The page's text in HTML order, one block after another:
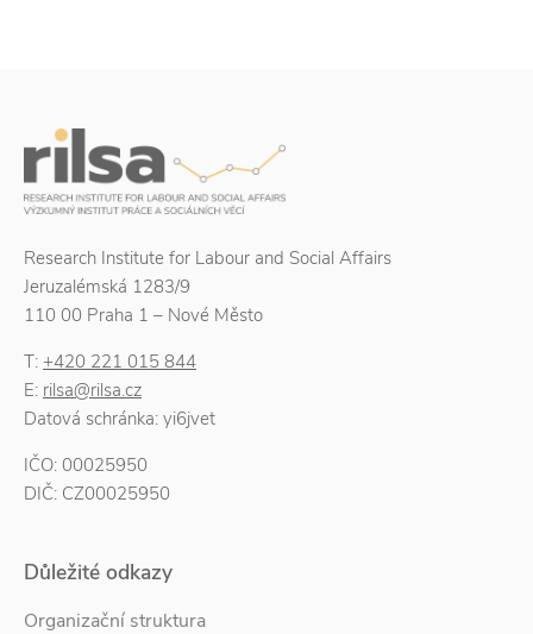
Research Institute for Labour and Social Affairs
Jeruzalémská 1283/9
110 00 Praha 1 – Nové Město
T: +420 221 015 844
E: rilsa@rilsa.cz
Datová schránka: yi6jvet
IČO: 00025950
DIČ: CZ00025950
Důležité odkazy
Organizační struktura